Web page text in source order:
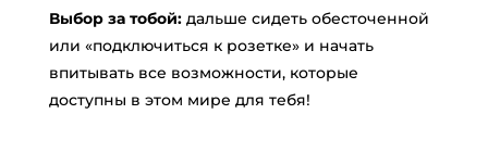
Выбор за тобой:дальше сидеть обесточенной
или «подключиться к розетке» и начать
впитывать все возможности, которые
доступны в этом мире для тебя!